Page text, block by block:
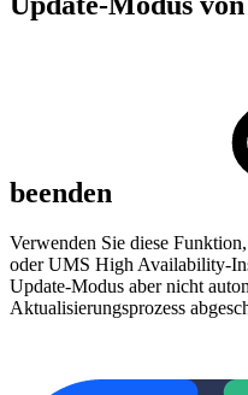
beenden
Verwenden Sie diese
oder UMS High Availability-
Update-Modus aber nicht
Aktualisierungsprozess